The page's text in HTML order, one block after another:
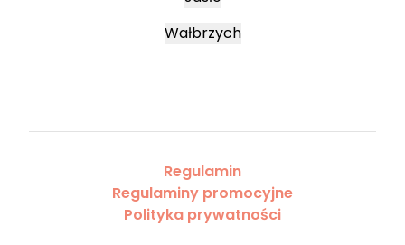
Wałbrzych
Regulamin
Regulaminy promocyjne
Polityka prywatności